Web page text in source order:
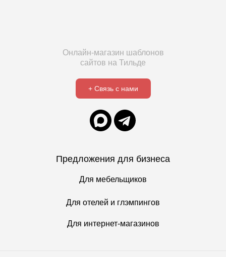
Для мебельщиков
Для отелей и глэмпингов
Для интернет-магазинов
+ Связь с нами
Онлайн-магазин шаблонов
сайтов на Тильде
Предложения для бизнеса